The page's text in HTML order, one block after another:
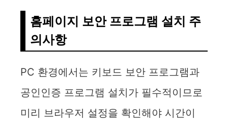
홈페이지 보안 프로그램 설치 주
의사항
PC 환경에서는 키보드 보안 프로그램과
공인인증 프로그램 설치가 필수적이므로
미리 브라우저 설정을 확인해야 시간이